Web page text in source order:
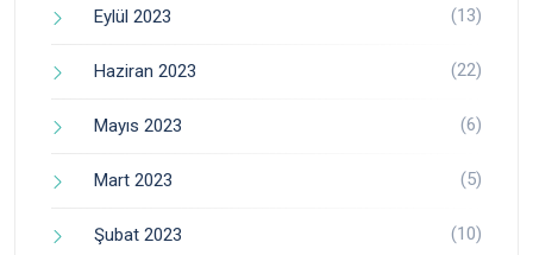
Eylül 2023 (13)
Haziran 2023 (22)
Mayıs 2023 (6)
Mart 2023 (5)
Şubat 2023 (10)